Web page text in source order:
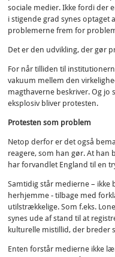
sociale medier. Ikke fordi der
i stigende grad synes optaget
problemerne frem for
Det er den udvikling, der gør
For når tilliden til
vakuum mellem den
magthaverne beskriver. Og
eksplosiv bliver protesten.
Protesten som problem
Netop derfor er det også
reagere, som han gør. At
har forvandlet England til en
Samtidig står medierne – ikke
herhjemme - tilbage med
utilstrækkelige. Som f.eks.
synes ude af stand til at
kulturelle mistillid, der breder
Enten forstår medierne ikke